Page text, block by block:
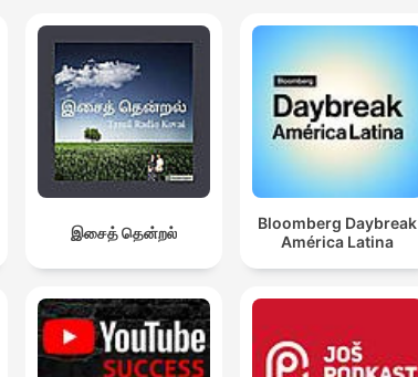
இசைத் தென்றல்
Bloomberg Daybreak
América Latina